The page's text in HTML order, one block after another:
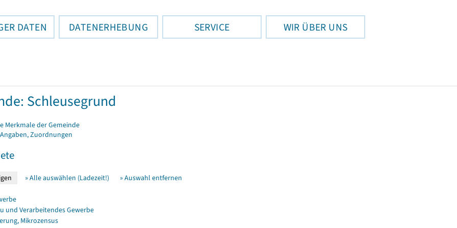
DATEN DATENERHEBUNG SERVICE WIR ÜBER UNS
Schleusegrund
Merkmale der Gemeinde
Zuordnungen
» Alle auswählen (Ladezeit!) » Auswahl entfernen
und Verarbeitendes Gewerbe
Mikrozensus